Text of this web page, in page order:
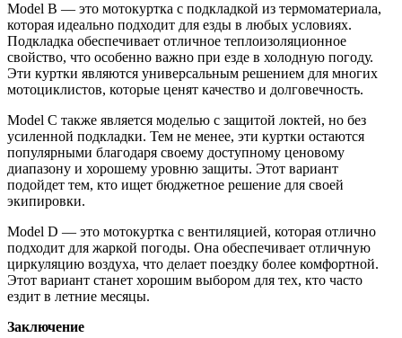
Model B — это мотокуртка с подкладкой из термоматериала,
которая идеально подходит для езды в любых условиях.
Подкладка обеспечивает отличное теплоизоляционное
свойство, что особенно важно при езде в холодную погоду.
Эти куртки являются универсальным решением для многих
мотоциклистов, которые ценят качество и долговечность.
Model C также является моделью с защитой локтей, но без
усиленной подкладки. Тем не менее, эти куртки остаются
популярными благодаря своему доступному ценовому
диапазону и хорошему уровню защиты. Этот вариант
подойдет тем, кто ищет бюджетное решение для своей
экипировки.
Model D — это мотокуртка с вентиляцией, которая отлично
подходит для жаркой погоды. Она обеспечивает отличную
циркуляцию воздуха, что делает поездку более комфортной.
Этот вариант станет хорошим выбором для тех, кто часто
ездит в летние месяцы.
Заключение